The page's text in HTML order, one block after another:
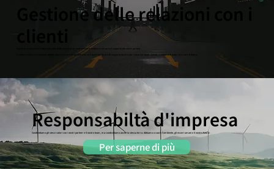
Gestione delle relazioni con i
clienti
Non trascuriamo mai l'adempimento delle nostre promesse poiché prendiamo sul serio il supporto dei nostri partner.
Crediamo nella co-creazione, quindi siamo sempre disponibili a fornire qualsiasi forma di supporto tecnico per i nostri prodotti. Quindi, crediamo di poter co-creare il futuro.
Responsabiltà d'impresa
Condividiamo gli stessi valori con i nostri partner e il nostro team, ma condividiamo anche la stessa terra. Abbiamo a cuore l'ambiente, gli esseri umani e il nostro futuro.
Per saperne di più